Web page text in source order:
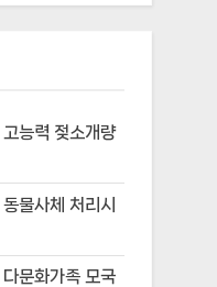
능력 젖소개량
물사체 처리시
문화가족 모국